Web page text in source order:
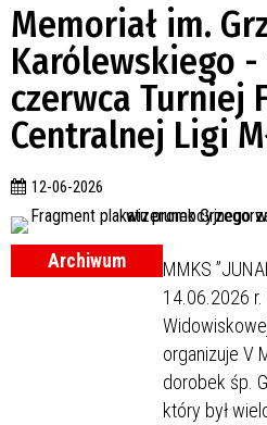
Memoriał im.
Karólewskiego -
czerwca Turniej
Centralnej Ligi
12-06-2026
Archiwum
MMKS
14.06.2026
organizuje V
dorobek śp.
który był